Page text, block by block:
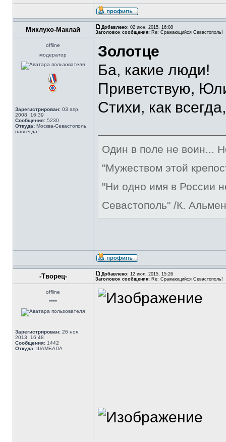
Миклухо-Маклай Добавлено: 02 июн, 2015, 16:08
Заголовок сообщения: Re: Сражающийся Севастополь!
offline
модератор
Зарегистрирован: 03 апр,
2008, 16:39
Сообщения: 5230
Откуда: Москва-Севастополь
навсегда!
Золотце
Ба, какие люди!
Приветствую,
Стихи, как
Один в поле не воин...
"Мужеством этой
"Ни одно имя в России
Севастополь" /К.
-Творец- Добавлено: 12 июл, 2015, 15:26
Заголовок сообщения: Re: Сражающийся Севастополь!
offline
****
Зарегистрирован: 26 ноя,
2013, 16:48
Сообщения: 1442
Откуда: ШАМБАЛА